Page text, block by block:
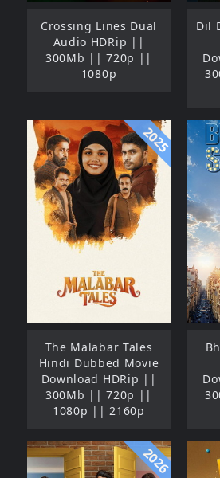
Crossing Lines Dual
Audio HDRip ||
300Mb || 720p ||
1080p
Dil
2025
The Malabar Tales
Hindi Dubbed Movie
Download HDRip ||
300Mb || 720p ||
1080p || 2160p
2026